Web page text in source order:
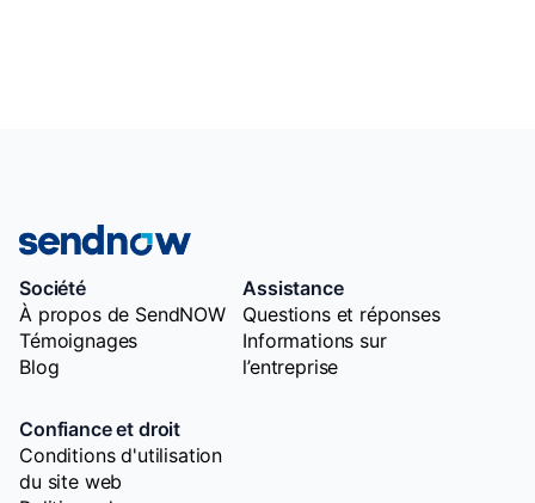
Société
À propos de SendNOW
Témoignages
Blog
Assistance
Questions et réponses
Informations sur
l’entreprise
Confiance et droit
Conditions d'utilisation
du site web